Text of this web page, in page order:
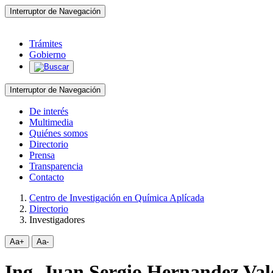
Interruptor de Navegación
Trámites
Gobierno
Interruptor de Navegación
De interés
Multimedia
Quiénes somos
Directorio
Prensa
Transparencia
Contacto
Centro de Investigación en Química Aplícada
Directorio
Investigadores
Aa+ Aa-